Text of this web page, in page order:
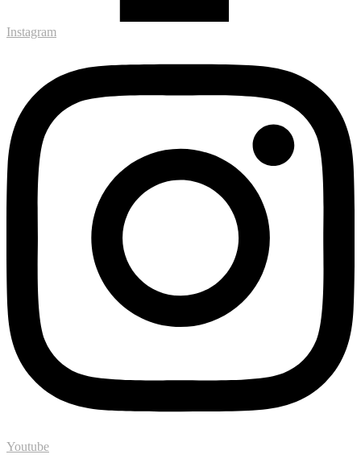
Instagram
Youtube